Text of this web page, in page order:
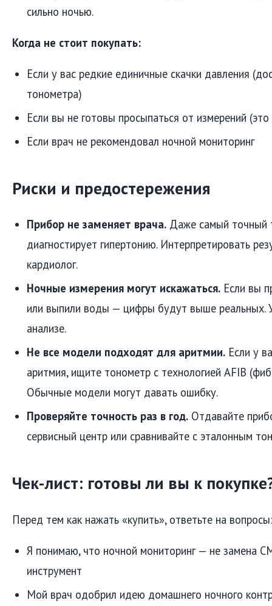
сильно ночью.
Когда не стоит покупать:
Если у вас редкие единичные скачки давления
тонометра)
Если вы не готовы просыпаться от измерений
Если врач не рекомендовал ночной мониторинг
Риски и предостережения
Прибор не заменяет врача. Даже самый точный
диагностирует гипертонию. Интерпретировать
кардиолог.
Ночные измерения могут искажаться. Если вы
или выпили воды — цифры будут выше реальных.
анализе.
Не все модели подходят для аритмии. Если у
аритмия, ищите тонометр с технологией AFIB
Обычные модели могут давать ошибку.
Проверяйте точность раз в год. Отдавайте
сервисный центр или сравнивайте с эталонным
Чек-лист: готовы ли вы к
Перед тем как нажать «купить», ответьте на вопросы:
Я понимаю, что ночной мониторинг — не замена
инструмент
Мой врач одобрил идею домашнего ночного